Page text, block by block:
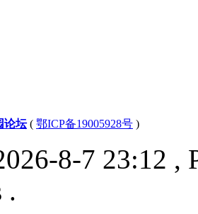
论坛( 鄂ICP备19005928号 )
8-7 23:12 ,
.